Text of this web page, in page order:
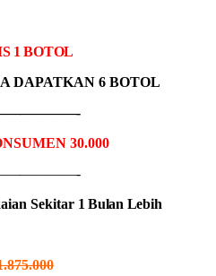
1 BOTOL
DAPATKAN 6 BOTOL
30.000
Sekitar 1 Bulan Lebih